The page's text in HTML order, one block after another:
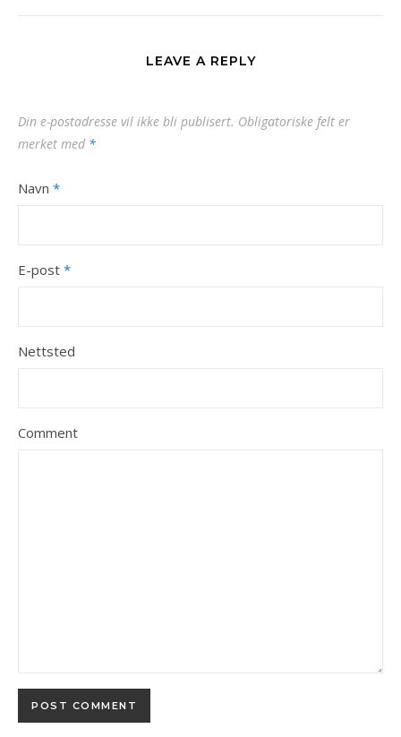
LEAVE A REPLY
Din e-postadresse vil ikke bli publisert. Obligatoriske felt er
merket med *
Navn *
E-post *
Nettsted
Comment